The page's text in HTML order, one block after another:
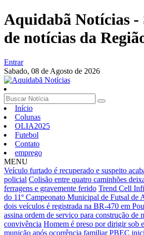
Aquidabã Notícias -
de notícias da
Entrar
Sabado, 08 de Agosto de 2026
Início
Colunas
OLIA2025
Futebol
Contato
emprego
MENU
Veículo furtado é recuperado e suspeito
policial Colisão entre quatro caminhões
ferragens e gravemente ferido Trend Cell
do 11º Campeonato Municipal de Futsal de
dois veículos é registrada na BR-470 em
assina ordem de serviço para construção de
convivência Homem é preso por dirigir sob
munição após ocorrência familiar PBEC